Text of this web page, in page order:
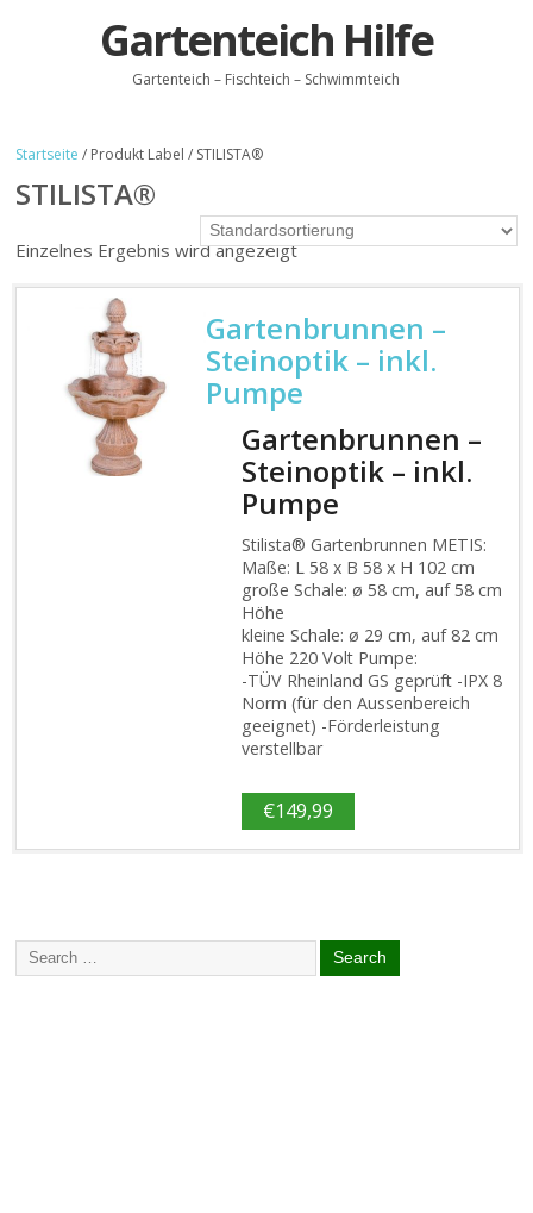
Gartenteich Hilfe
Gartenteich – Fischteich – Schwimmteich
Startseite / Produkt Label / STILISTA®
STILISTA®
Einzelnes Ergebnis wird angezeigt
Gartenbrunnen –
Steinoptik – inkl.
Pumpe
Gartenbrunnen –
Steinoptik – inkl.
Pumpe
Stilista® Gartenbrunnen METIS:
Maße: L 58 x B 58 x H 102 cm
große Schale: ø 58 cm, auf 58 cm
Höhe
kleine Schale: ø 29 cm, auf 82 cm
Höhe 220 Volt Pumpe:
-TÜV Rheinland GS geprüft -IPX 8
Norm (für den Aussenbereich
geeignet) -Förderleistung
verstellbar
€149,99